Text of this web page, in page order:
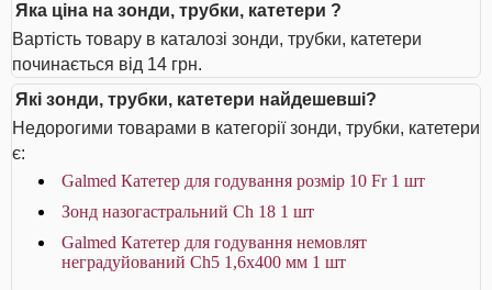
Яка ціна на зонди, трубки, катетери ?
Вартість товару в каталозі зонди, трубки, катетери
починається від 14 грн.
Які зонди, трубки, катетери найдешевші?
Недорогими товарами в категорії зонди, трубки, катетери
є:
Galmed Катетер для годування розмір 10 Fr 1 шт
Зонд назогастральний Ch 18 1 шт
Galmed Катетер для годування немовлят
неградуйований Ch5 1,6x400 мм 1 шт